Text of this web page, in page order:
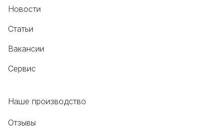
Новости
Статьи
Вакансии
Сервис
Наше производство
Отзывы